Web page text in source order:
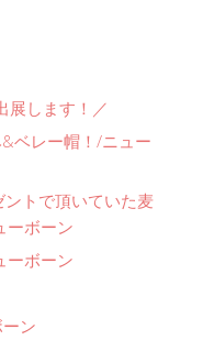
展します！／
ベレー帽！/ニュー
トで頂いていた麦
ーボーン
ーボーン
ン